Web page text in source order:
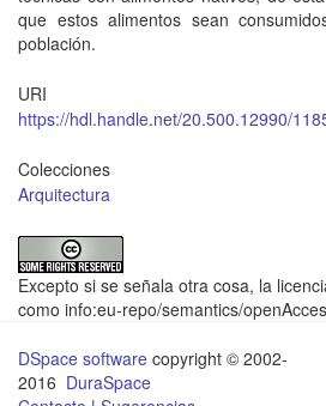
que estos alimentos sean
población.
URI
https://hdl.handle.net/20.500.12990/
Colecciones
Arquitectura
Excepto si se señala otra cosa, la
como info:eu-repo/semantics/
DSpace software copyright © 2002-
2016 DuraSpace